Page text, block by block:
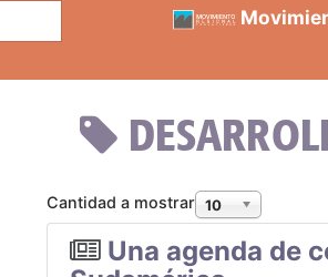
Cantidad a mostrar 10
Una agenda de